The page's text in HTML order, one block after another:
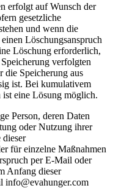
erfolgt auf Wunsch der
gesetzliche
und wenn die
Löschungsanspruch
Löschung erforderlich,
verfolgten
die Speicherung aus
ist. Bei kumulativem
ist eine Lösung möglich.
Person, deren Daten
oder Nutzung ihrer
für einzelne Maßnahmen
per E-Mail oder
Anfang dieser
info@evahunger.com